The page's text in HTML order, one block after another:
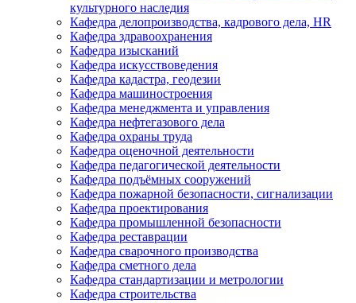
культурного наследия
Кафедра делопроизводства, кадрового дела, HR
Кафедра здравоохранения
Кафедра изысканий
Кафедра искусствоведения
Кафедра кадастра, геодезии
Кафедра машиностроения
Кафедра менеджмента и управления
Кафедра нефтегазового дела
Кафедра охраны труда
Кафедра оценочной деятельности
Кафедра педагогической деятельности
Кафедра подъёмных сооружений
Кафедра пожарной безопасности, сигнализации
Кафедра проектирования
Кафедра промышленной безопасности
Кафедра реставрации
Кафедра сварочного производства
Кафедра сметного дела
Кафедра стандартизации и метрологии
Кафедра строительства